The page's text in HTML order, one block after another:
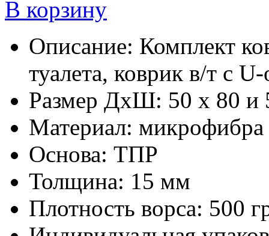
В корзину
Описание: Комплект
туалета, коврик в/т с
Размер ДхШ: 50 х 80 и
Материал: микрофибра
Основа: ТПР
Толщина: 15 мм
Плотность ворса: 500